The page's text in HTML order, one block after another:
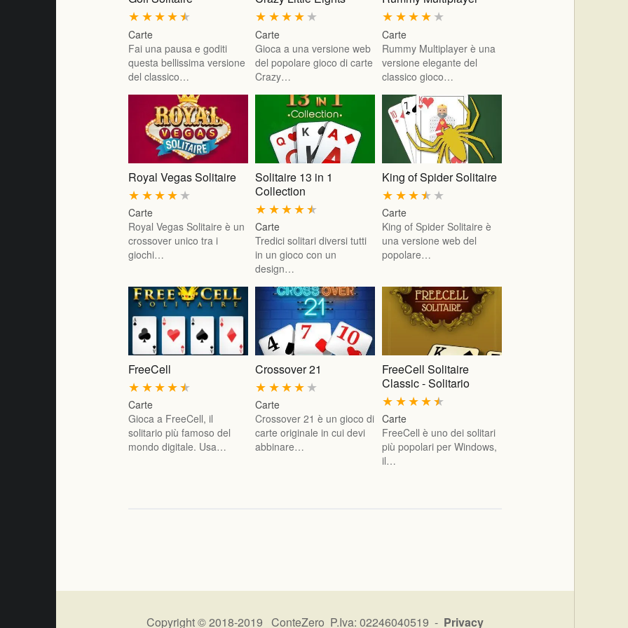
★
★
★
★
★
Carte
Fai una pausa e goditi
questa bellissima versione
del classico…
★
★
★
★
★
Carte
Gioca a una versione web
del popolare gioco di carte
Crazy…
★
★
★
★
★
Carte
Rummy Multiplayer è una
versione elegante del
classico gioco…
Royal Vegas Solitaire
★
★
★
★
★
Carte
Royal Vegas Solitaire è un
crossover unico tra i
giochi…
Solitaire 13 in 1
Collection
★
★
★
★
★
Carte
Tredici solitari diversi tutti
in un gioco con un
design…
King of Spider Solitaire
★
★
★
★
★
Carte
King of Spider Solitaire è
una versione web del
popolare…
FreeCell
★
★
★
★
★
Carte
Gioca a FreeCell, il
solitario più famoso del
mondo digitale. Usa…
Crossover 21
★
★
★
★
★
Carte
Crossover 21 è un gioco di
carte originale in cui devi
abbinare…
FreeCell Solitaire
Classic - Solitario
★
★
★
★
★
Carte
FreeCell è uno dei solitari
più popolari per Windows,
il…
Copyright © 2018-2019 ConteZero P.Iva: 02246040519 - Privacy